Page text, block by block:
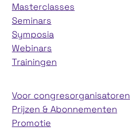
Masterclasses
Seminars
Symposia
Webinars
Trainingen
Voor congresorganisatoren
Prijzen & Abonnementen
Promotie